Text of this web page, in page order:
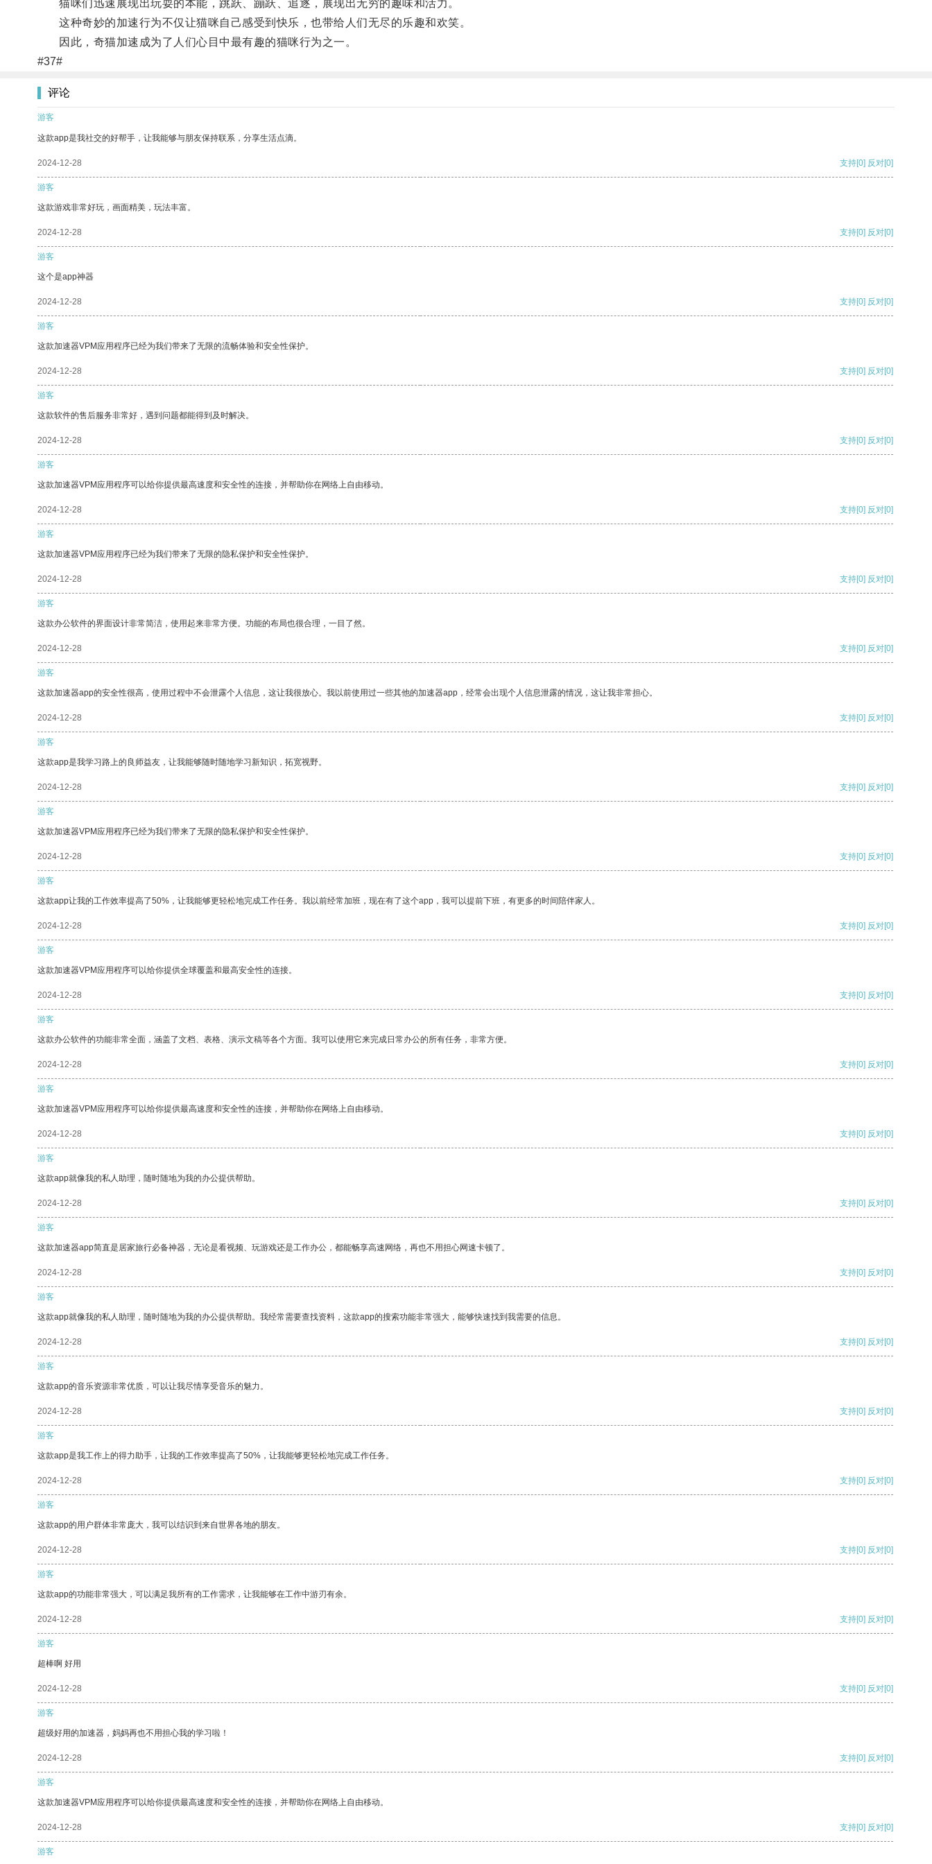
猫咪们迅速展现出玩耍的本能，跳跃、蹦跃、追逐，展现出无穷的趣味和活力。
这种奇妙的加速行为不仅让猫咪自己感受到快乐，也带给人们无尽的乐趣和欢笑。
因此，奇猫加速成为了人们心目中最有趣的猫咪行为之一。
#37#
评论
游客
这款app是我社交的好帮手，让我能够与朋友保持联系，分享生活点滴。
2024-12-28 支持[0] 反对[0]
游客
这款游戏非常好玩，画面精美，玩法丰富。
2024-12-28 支持[0] 反对[0]
游客
这个是app神器
2024-12-28 支持[0] 反对[0]
游客
这款加速器VPM应用程序已经为我们带来了无限的流畅体验和安全性保护。
2024-12-28 支持[0] 反对[0]
游客
这款软件的售后服务非常好，遇到问题都能得到及时解决。
2024-12-28 支持[0] 反对[0]
游客
这款加速器VPM应用程序可以给你提供最高速度和安全性的连接，并帮助你在网络上自由移动。
2024-12-28 支持[0] 反对[0]
游客
这款加速器VPM应用程序已经为我们带来了无限的隐私保护和安全性保护。
2024-12-28 支持[0] 反对[0]
游客
这款办公软件的界面设计非常简洁，使用起来非常方便。功能的布局也很合理，一目了然。
2024-12-28 支持[0] 反对[0]
游客
这款加速器app的安全性很高，使用过程中不会泄露个人信息，这让我很放心。我以前使用过一些其他的加速器app，经常会出现个人信息泄露的情况，这让我非常担心。
2024-12-28 支持[0] 反对[0]
游客
这款app是我学习路上的良师益友，让我能够随时随地学习新知识，拓宽视野。
2024-12-28 支持[0] 反对[0]
游客
这款加速器VPM应用程序已经为我们带来了无限的隐私保护和安全性保护。
2024-12-28 支持[0] 反对[0]
游客
这款app让我的工作效率提高了50%，让我能够更轻松地完成工作任务。我以前经常加班，现在有了这个app，我可以提前下班，有更多的时间陪伴家人。
2024-12-28 支持[0] 反对[0]
游客
这款加速器VPM应用程序可以给你提供全球覆盖和最高安全性的连接。
2024-12-28 支持[0] 反对[0]
游客
这款办公软件的功能非常全面，涵盖了文档、表格、演示文稿等各个方面。我可以使用它来完成日常办公的所有任务，非常方便。
2024-12-28 支持[0] 反对[0]
游客
这款加速器VPM应用程序可以给你提供最高速度和安全性的连接，并帮助你在网络上自由移动。
2024-12-28 支持[0] 反对[0]
游客
这款app就像我的私人助理，随时随地为我的办公提供帮助。
2024-12-28 支持[0] 反对[0]
游客
这款加速器app简直是居家旅行必备神器，无论是看视频、玩游戏还是工作办公，都能畅享高速网络，再也不用担心网速卡顿了。
2024-12-28 支持[0] 反对[0]
游客
这款app就像我的私人助理，随时随地为我的办公提供帮助。我经常需要查找资料，这款app的搜索功能非常强大，能够快速找到我需要的信息。
2024-12-28 支持[0] 反对[0]
游客
这款app的音乐资源非常优质，可以让我尽情享受音乐的魅力。
2024-12-28 支持[0] 反对[0]
游客
这款app是我工作上的得力助手，让我的工作效率提高了50%，让我能够更轻松地完成工作任务。
2024-12-28 支持[0] 反对[0]
游客
这款app的用户群体非常庞大，我可以结识到来自世界各地的朋友。
2024-12-28 支持[0] 反对[0]
游客
这款app的功能非常强大，可以满足我所有的工作需求，让我能够在工作中游刃有余。
2024-12-28 支持[0] 反对[0]
游客
超棒啊 好用
2024-12-28 支持[0] 反对[0]
游客
超级好用的加速器，妈妈再也不用担心我的学习啦！
2024-12-28 支持[0] 反对[0]
游客
这款加速器VPM应用程序可以给你提供最高速度和安全性的连接，并帮助你在网络上自由移动。
2024-12-28 支持[0] 反对[0]
游客